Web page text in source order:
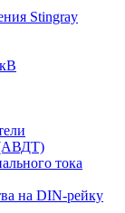
Stingray
(АВДТ)
тока
на DIN-рейку